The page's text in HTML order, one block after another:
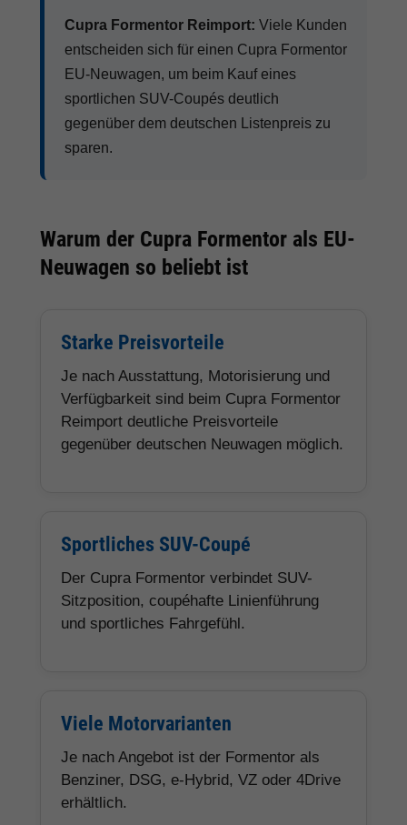
Cupra Formentor Reimport: Viele Kunden
entscheiden sich für einen Cupra Formentor
EU-Neuwagen, um beim Kauf eines
sportlichen SUV-Coupés deutlich
gegenüber dem deutschen Listenpreis zu
sparen.
Warum der Cupra Formentor als EU-
Neuwagen so beliebt ist
Starke Preisvorteile
Je nach Ausstattung, Motorisierung und
Verfügbarkeit sind beim Cupra Formentor
Reimport deutliche Preisvorteile
gegenüber deutschen Neuwagen möglich.
Sportliches SUV-Coupé
Der Cupra Formentor verbindet SUV-
Sitzposition, coupéhafte Linienführung
und sportliches Fahrgefühl.
Viele Motorvarianten
Je nach Angebot ist der Formentor als
Benziner, DSG, e-Hybrid, VZ oder 4Drive
erhältlich.